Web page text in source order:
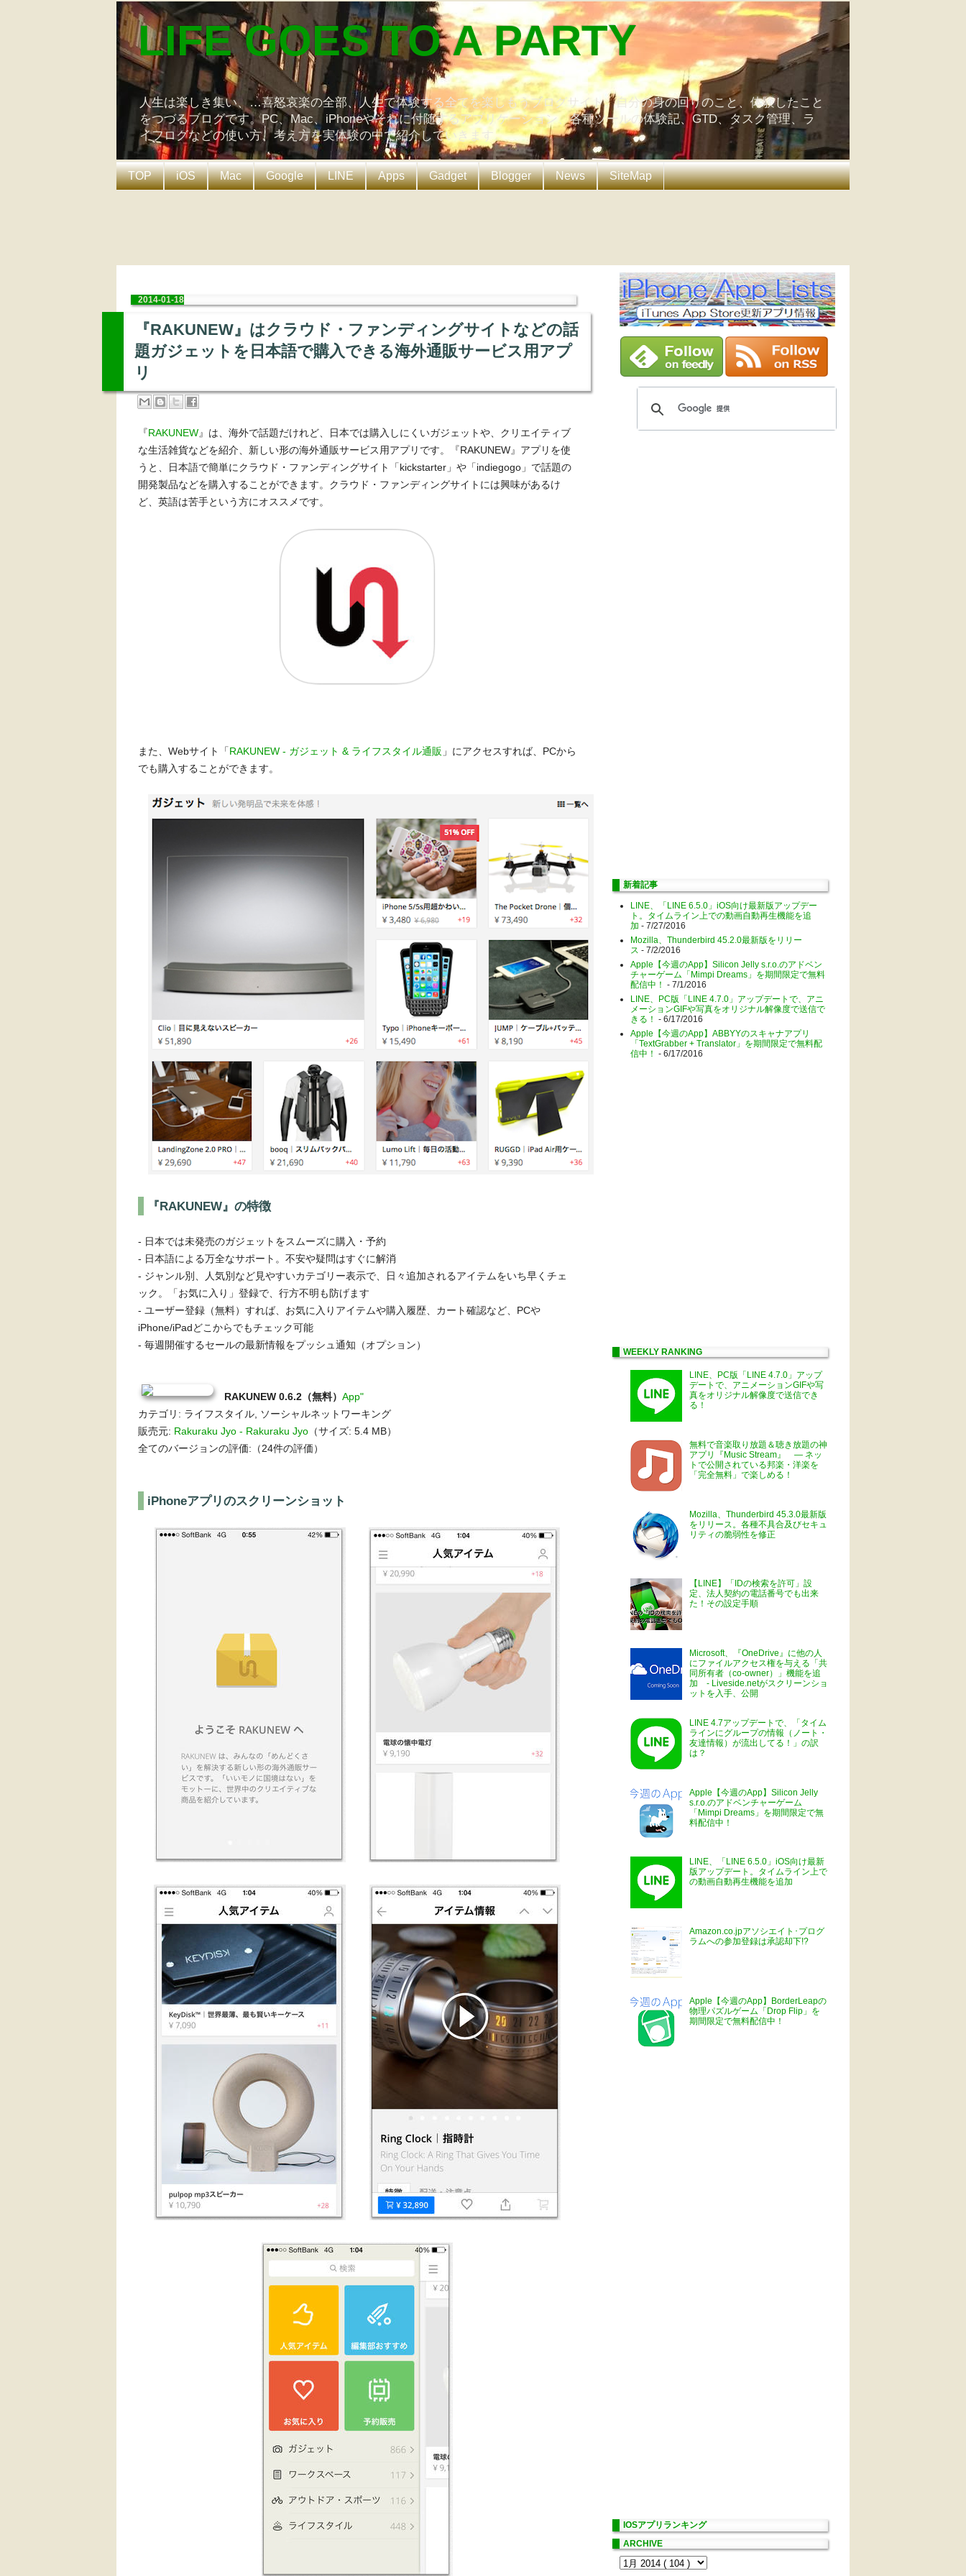
LIFE GOES TO A PARTY
人生は楽しき集い、…喜怒哀楽の全部、人生で体験する全てを楽しもうブログサイト。自分の身の回りのこと、体験したこと
をつづるブログです。PC、Mac、iPhoneやそれに付随するアプリケーション、各種ツールの体験記、GTD、タスク管理、ラ
イフログなどの使い方、考え方を実体験の中で紹介していきます。
TOP iOS Mac Google LINE Apps Gadget Blogger News SiteMap
2014-01-18
『RAKUNEW』はクラウド・ファンディングサイトなどの話
題ガジェットを日本語で購入できる海外通販サービス用アプ
リ
『RAKUNEW』は、海外で話題だけれど、日本では購入しにくいガジェットや、クリエイティブ
な生活雑貨などを紹介、新しい形の海外通販サービス用アプリです。『RAKUNEW』アプリを使
うと、日本語で簡単にクラウド・ファンディングサイト「kickstarter」や「indiegogo」で話題の
開発製品などを購入することができます。クラウド・ファンディングサイトには興味があるけ
ど、英語は苦手という方にオススメです。
また、Webサイト「RAKUNEW - ガジェット & ライフスタイル通販 」にアクセスすれば、PCから
でも購入することができます。
『RAKUNEW』の特徴
- 日本では未発売のガジェットをスムーズに購入・予約
- 日本語による万全なサポート。不安や疑問はすぐに解消
- ジャンル別、人気別など見やすいカテゴリー表示で、日々追加されるアイテムをいち早くチェ
ック。「お気に入り」登録で、行方不明も防げます
- ユーザー登録（無料）すれば、お気に入りアイテムや購入履歴、カート確認など、PCや
iPhone/iPadどこからでもチェック可能
- 毎週開催するセールの最新情報をプッシュ通知（オプション）
RAKUNEW 0.6.2（無料） App"
カテゴリ: ライフスタイル, ソーシャルネットワーキング
販売元: Rakuraku Jyo - Rakuraku Jyo （サイズ: 5.4 MB）
全てのバージョンの評価:（24件の評価）
iPhoneアプリのスクリーンショット
新着記事
LINE、「LINE 6.5.0」iOS向け最新版アップデー
ト。タイムライン上での動画自動再生機能を追
加 - 7/27/2016
Mozilla、Thunderbird 45.2.0最新版をリリー
ス - 7/2/2016
Apple【今週のApp】Silicon Jelly s.r.o.のアドベン
チャーゲーム「Mimpi Dreams」を期間限定で無料
配信中！ - 7/1/2016
LINE、PC版「LINE 4.7.0」アップデートで、アニ
メーションGIFや写真をオリジナル解像度で送信で
きる！ - 6/17/2016
Apple【今週のApp】ABBYYのスキャナアプリ
「TextGrabber + Translator」を期間限定で無料配
信中！ - 6/17/2016
WEEKLY RANKING
LINE、PC版「LINE 4.7.0」アップ
デートで、アニメーションGIFや写
真をオリジナル解像度で送信でき
る！
無料で音楽取り放題＆聴き放題の神
アプリ『Music Stream』 ― ネッ
トで公開されている邦楽・洋楽を
「完全無料」で楽しめる！
Mozilla、Thunderbird 45.3.0最新版
をリリース。各種不具合及びセキュ
リティの脆弱性を修正
【LINE】「IDの検索を許可」設
定、法人契約の電話番号でも出来
た！その設定手順
Microsoft、『OneDrive』に他の人
にファイルアクセス権を与える「共
同所有者（co-owner）」機能を追
加 - Liveside.netがスクリーンショ
ットを入手、公開
LINE 4.7アップデートで、「タイム
ラインにグループの情報（ノート・
友達情報）が流出してる！」の訳
は？
Apple【今週のApp】Silicon Jelly
s.r.o.のアドベンチャーゲーム
「Mimpi Dreams」を期間限定で無
料配信中！
LINE、「LINE 6.5.0」iOS向け最新
版アップデート。タイムライン上で
の動画自動再生機能を追加
Amazon.co.jpアソシエイト･プログ
ラムへの参加登録は承認却下!?
Apple【今週のApp】BorderLeapの
物理パズルゲーム「Drop Flip」を
期間限定で無料配信中！
IOSアプリランキング
ARCHIVE